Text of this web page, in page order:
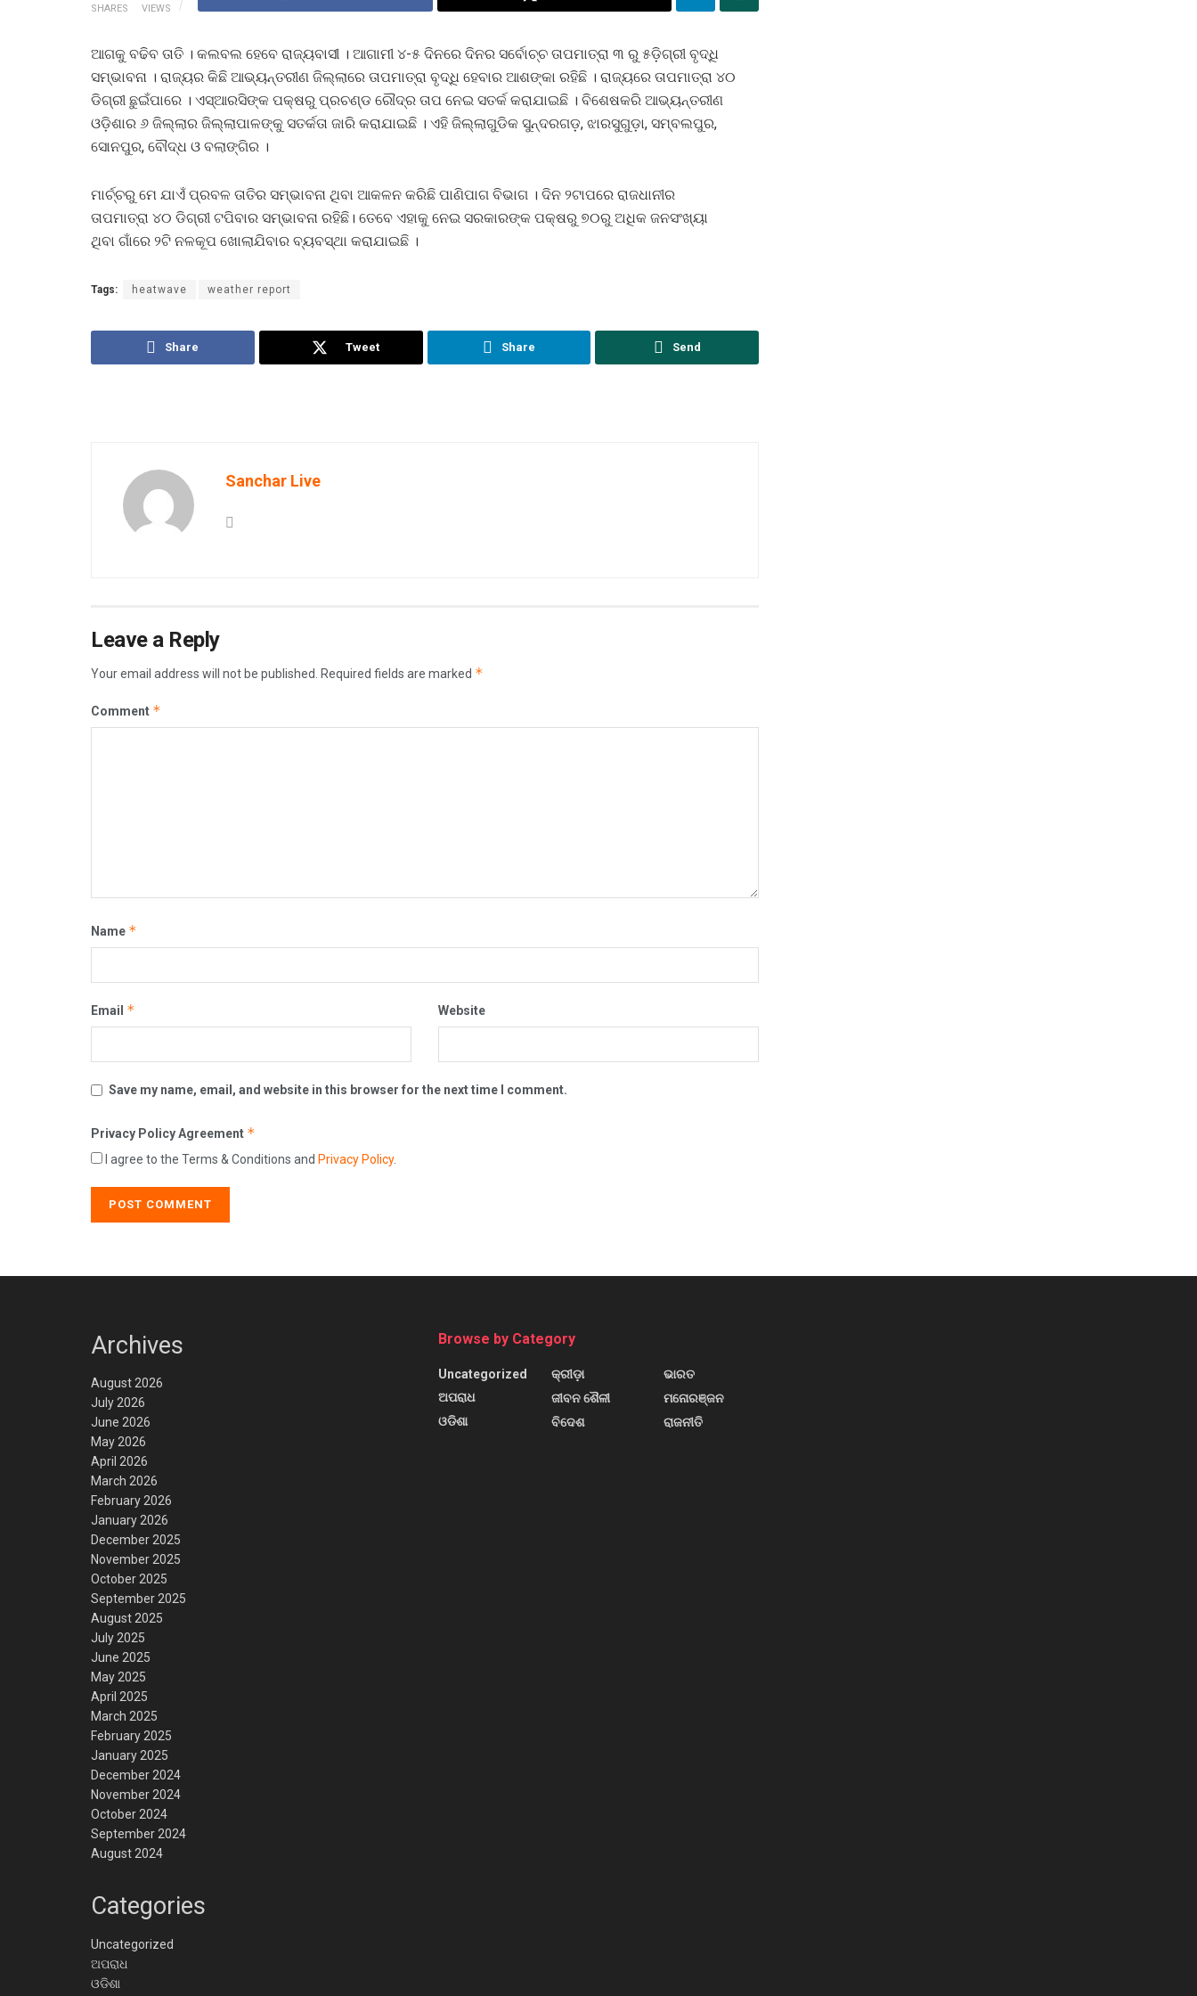
SHARES VIEWS
ଆଗକୁ ବଢିବ ତାତି । କଲବଲ ହେବେ ରାଜ୍ୟବାସୀ । ଆଗାମୀ ୪-୫ ଦିନରେ ଦିନର ସର୍ବୋଚ୍ଚ ତାପମାତ୍ରା ୩ ରୁ ୫ଡ଼ିଗ୍ରୀ ବୃଦ୍ଧି
ସମ୍ଭାବନା । ରାଜ୍ୟର କିଛି ଆଭ୍ୟନ୍ତରୀଣ ଜିଲ୍ଲାରେ ତାପମାତ୍ରା ବୃଦ୍ଧି ହେବାର ଆଶଙ୍କା ରହିଛି । ରାଜ୍ୟରେ ତାପମାତ୍ରା ୪୦
ଡିଗ୍ରୀ ଛୁଇଁପାରେ । ଏସ୍‌ଆରସିଙ୍କ ପକ୍ଷରୁ ପ୍ରଚଣ୍ଡ ରୌଦ୍ର ତାପ ନେଇ ସତର୍କ କରାଯାଇଛି । ବିଶେଷକରି ଆଭ୍ୟନ୍ତରୀଣ
ଓଡ଼ିଶାର ୬ ଜିଲ୍ଲାର ଜିଲ୍ଲାପାଳଙ୍କୁ ସତର୍କତା ଜାରି କରାଯାଇଛି । ଏହି ଜିଲ୍ଲାଗୁଡିକ ସୁନ୍ଦରଗଡ଼, ଝାରସୁଗୁଡ଼ା, ସମ୍ବଲପୁର,
ସୋନପୁର, ବୌଦ୍ଧ ଓ ବଲାଙ୍ଗିର ।
ମାର୍ଚ୍ଚରୁ ମେ ଯାଏଁ ପ୍ରବଳ ତାତିର ସମ୍ଭାବନା ଥିବା ଆକଳନ କରିଛି ପାଣିପାଗ ବିଭାଗ । ଦିନ ୨ଟାପରେ ରାଜଧାନୀର
ତାପମାତ୍ରା ୪୦ ଡିଗ୍ରୀ ଟପିବାର ସମ୍ଭାବନା ରହିଛି। ତେବେ ଏହାକୁ ନେଇ ସରକାରଙ୍କ ପକ୍ଷରୁ ୭୦ରୁ ଅଧିକ ଜନସଂଖ୍ୟା
ଥିବା ଗାଁରେ ୨ଟି ନଳକୂପ ଖୋଲାଯିବାର ବ୍ୟବସ୍ଥା କରାଯାଇଛି ।
Tags: heatwave weather report
Share Tweet Share Send
Sanchar Live
Leave a Reply
Your email address will not be published. Required fields are marked *
Comment *
Name *
Email * Website
Save my name, email, and website in this browser for the next time I comment.
Privacy Policy Agreement *
I agree to the Terms & Conditions and Privacy Policy.
Archives
August 2026
July 2026
June 2026
May 2026
April 2026
March 2026
February 2026
January 2026
December 2025
November 2025
October 2025
September 2025
August 2025
July 2025
June 2025
May 2025
April 2025
March 2025
February 2025
January 2025
December 2024
November 2024
October 2024
September 2024
August 2024
Categories
Uncategorized
ଅପରାଧ
ଓଡିଶା
Browse by Category
Uncategorized
ଅପରାଧ
ଓଡିଶା
କ୍ରୀଡ଼ା
ଜୀବନ ଶୈଳୀ
ବିଦେଶ
ଭାରତ
ମନୋରଞ୍ଜନ
ରାଜନୀତି